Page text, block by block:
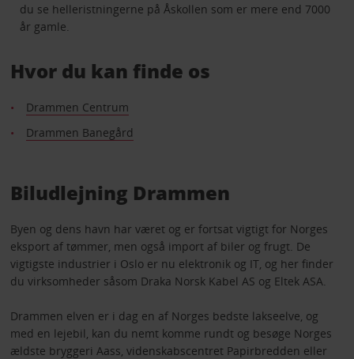
du se helleristningerne på Åskollen som er mere end 7000
år gamle.
Hvor du kan finde os
Drammen Centrum
Drammen Banegård
Biludlejning Drammen
Byen og dens havn har været og er fortsat vigtigt for Norges
eksport af tømmer, men også import af biler og frugt. De
vigtigste industrier i Oslo er nu elektronik og IT, og her finder
du virksomheder såsom Draka Norsk Kabel AS og Eltek ASA.
Drammen elven er i dag en af Norges bedste lakseelve, og
med en lejebil, kan du nemt komme rundt og besøge Norges
ældste bryggeri Aass, videnskabscentret Papirbredden eller